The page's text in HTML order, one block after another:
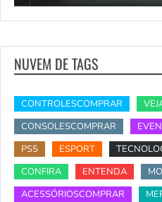
NUVEM DE TAGS
CONTROLESCOMPRAR
CONSOLESCOMPRAR
PS5
ESPORT
CONFIRA
ENTENDA
ACESSÓRIOSCOMPRAR